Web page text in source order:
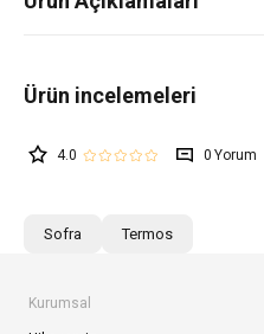
4.0 0
Sofra Termos
Kurumsal